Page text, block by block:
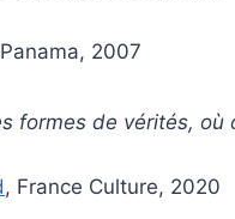
2007
formes de vérités,
, France Culture, 2020